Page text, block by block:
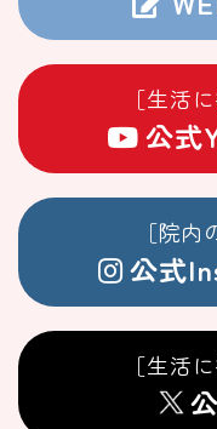
［生活
公式
［院
公式
［生活